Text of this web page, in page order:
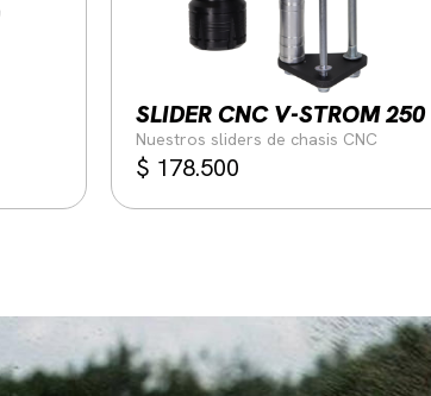
SLIDER CNC V-STROM 250
Nuestros sliders de chasis CNC
$ 178.500